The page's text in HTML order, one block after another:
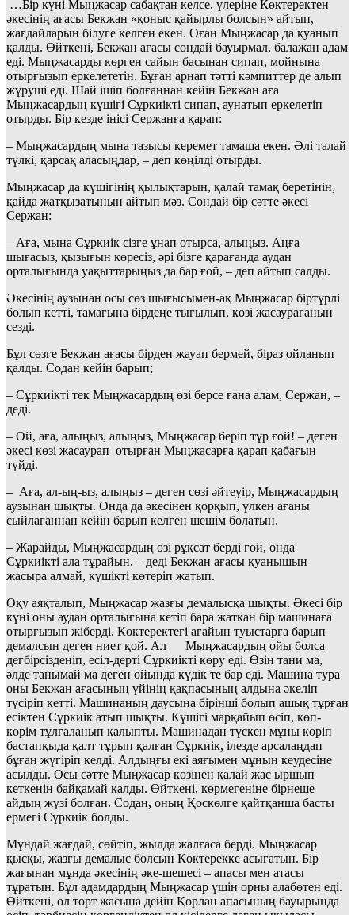
…Бір күні Мыңжасар сабақтан келсе, үлеріне Көктеректен
әкесінің ағасы Бекжан «қоныс қайырлы болсын» айтып,
жағдайларын білуге келген екен. Оған Мыңжасар да қуанып
қалды. Өйткені, Бекжан ағасы сондай бауырмал, балажан адам
еді. Мыңжасарды көрген сайын басынан сипап, мойнына
отырғызып еркелететін. Бұған арнап тәтті кәмпиттер де алып
жүруші еді. Шай ішіп болғаннан кейін Бекжан аға
Мыңжасардың күшігі Сұркиікті сипап, аунатып еркелетіп
отырды. Бір кезде інісі Сержанға қарап:
– Мыңжасардың мына тазысы керемет тамаша екен. Әлі талай
түлкі, қарсақ аласыңдар, – деп көңілді отырды.
Мыңжасар да күшігінің қылықтарын, қалай тамақ беретінін,
қайда жатқызатынын айтып мәз. Сондай бір сәтте әкесі
Сержан:
– Аға, мына Сұркиік сізге ұнап отырса, алыңыз. Аңға
шығасыз, қызығын көресіз, әрі бізге қарағанда аудан
орталығында уақыттарыңыз да бар ғой, – деп айтып салды.
Әкесінің аузынан осы сөз шығысымен-ақ Мыңжасар біртүрлі
болып кетті, тамағына бірдеңе тығылып, көзі жасаурағанын
сезді.
Бұл сөзге Бекжан ағасы бірден жауап бермей, біраз ойланып
қалды. Содан кейін барып;
– Сұркиікті тек Мыңжасардың өзі берсе ғана алам, Сержан, –
деді.
– Ой, аға, алыңыз, алыңыз, Мыңжасар беріп тұр ғой! – деген
әкесі көзі жасаурап отырған Мыңжасарға қарап қабағын
түйді.
– Аға, ал-ың-ыз, алыңыз – деген сөзі әйтеуір, Мыңжасардың
аузынан шықты. Онда да әкесінен қорқып, үлкен ағаны
сыйлағаннан кейін барып келген шешім болатын.
– Жарайды, Мыңжасардың өзі рұқсат берді ғой, онда
Сұркиікті ала тұрайын, – деді Бекжан ағасы қуанышын
жасыра алмай, күшікті көтеріп жатып.
Оқу аяқталып, Мыңжасар жазғы демалысқа шықты. Әкесі бір
күні оны аудан орталығына кетіп бара жаткан бір машинаға
отырғызып жіберді. Көктеректегі ағайын туыстарға барып
демалсын деген ниет қой. Ал Мыңжасардың ойы болса
дегбірсізденіп, есіл-дерті Сұркиікті көру еді. Өзін тани ма,
әлде танымай ма деген ойында күдік те бар еді. Машина тура
оны Бекжан ағасының үйінің қақпасының алдына әкеліп
түсіріп кетті. Машинаның даусына бірінші болып ашық тұрған
есіктен Сұркиік атып шықты. Күшігі марқайып өсіп, көп-
көрім тұлғаланып қалыпты. Машинадан түскен мұны көріп
бастапқыда қалт тұрып қалған Сұркиік, ілезде арсалаңдап
бұған жүгіріп келді. Алдыңғы екі аяғымен мұнын кеудесіне
асылды. Осы сәтте Мыңжасар көзінен қалай жас ыршып
кеткенін байқамай калды. Өйткені, көрмегеніне бірнеше
айдың жүзі болған. Содан, оның Қоскөлге қайтқанша басты
ермегі Сұркиік болды.
Мұндай жағдай, сөйтіп, жылда жалғаса берді. Мыңжасар
қысқы, жазғы демалыс болсын Көктерекке асығатын. Бір
жағынан мұнда әкесінің әке-шешесі – апасы мен атасы
тұратын. Бұл адамдардың Мыңжасар үшін орны алабөтен еді.
Өйткені, ол төрт жасына дейін Қорлан апасының бауырында